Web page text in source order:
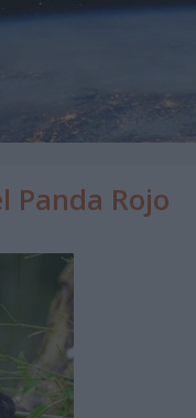
Panda Rojo